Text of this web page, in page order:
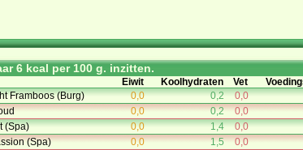
6 kcal per 100 g. inzitten.
Eiwit Koolhydraten Vet
Framboos (Burg)
0,0 0,2 0,0
0,0 0,2 0,0
(Spa)
0,0 1,4 0,0
(Spa)
0,0 1,5 0,0